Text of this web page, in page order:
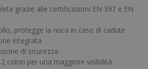
grazie alle certificazioni EN 397 e EN
protegge la nuca in caso di cadute
integrata
di sicurezza
colori per una maggiore visibilità